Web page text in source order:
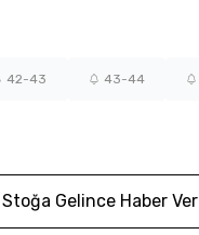
42-43 43-44
Stoğa Gelince Haber Ver